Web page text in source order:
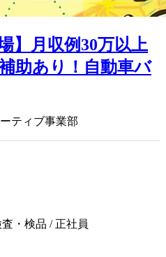
】月収例30万以上
助あり！自動車バ
ティブ事業部
・検品 / 正社員